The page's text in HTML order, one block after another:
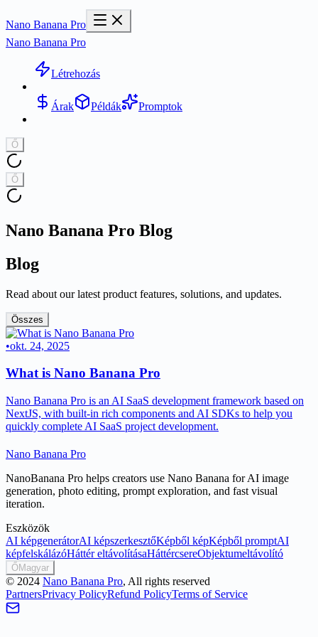
Nano Banana Pro
Nano Banana Pro
Létrehozás
Árak Példák Promptok
Ő
Ő
Nano Banana Pro Blog
Blog
Read about our latest product features, solutions, and updates.
Összes
•okt. 24, 2025
What is Nano Banana Pro
Nano Banana Pro is an AI SaaS development framework based on
NextJS, with built-in rich components and AI SDKs to help you
quickly complete AI SaaS project development.
Nano Banana Pro
NanoBanana Pro helps creators use Nano Banana for AI image
generation, photo editing, prompt exploration, and fast visual
iteration.
Eszközök
AI képgenerátorAI képszerkesztőKépből képKépből promptAI
képfelskálázóHáttér eltávolításaHáttércsereObjektumeltávolító
ŐMagyar
© 2024 Nano Banana Pro, All rights reserved
PartnersPrivacy PolicyRefund PolicyTerms of Service